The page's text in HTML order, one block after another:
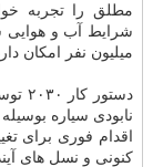
مطلق را تجربه
میلیون نفر امكان
نابودی سیاره
اقدام فوری برای
كنونی و نسل های